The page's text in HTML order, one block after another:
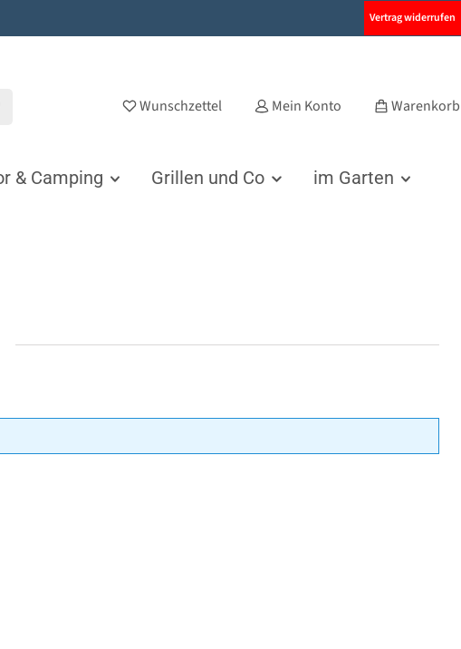
Vertrag widerrufen
Wunschzettel Mein Konto Warenkorb
& Camping Grillen und Co im Garten